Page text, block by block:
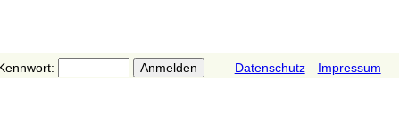
Datenschutz Impressum